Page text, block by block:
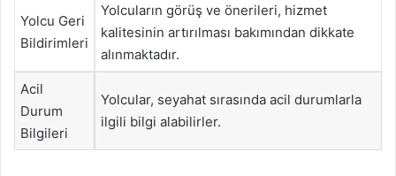
Yolcu Geri
Bildirimleri
Yolcuların görüş ve önerileri, hizmet
kalitesinin artırılması bakımından dikkate
alınmaktadır.
Acil
Durum
Bilgileri
Yolcular, seyahat sırasında acil durumlarla
ilgili bilgi alabilirler.